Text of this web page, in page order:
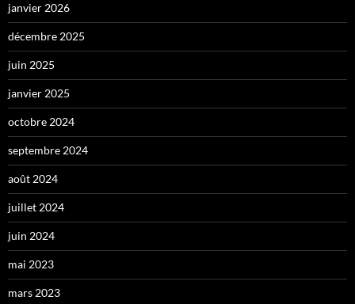
janvier 2026
décembre 2025
juin 2025
janvier 2025
octobre 2024
septembre 2024
août 2024
juillet 2024
juin 2024
mai 2023
mars 2023